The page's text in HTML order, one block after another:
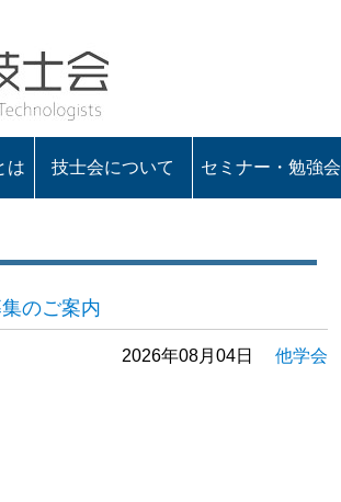
は 技士会について セミナー・勉強会
のご案内
他学会
2026年08月04日